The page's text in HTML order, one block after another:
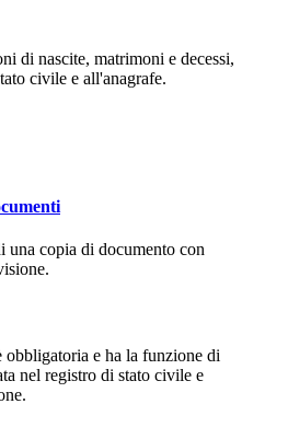
di nascite, matrimoni e decessi,
civile e all'anagrafe.
una copia di documento con
e ha la funzione di
nel registro di stato civile e